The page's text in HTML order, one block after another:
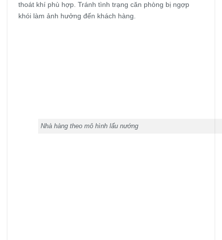
thoát khí phù hợp. Tránh tình trạng căn phòng bị ngợp
khói làm ảnh hưởng đến khách hàng.
Nhà hàng theo mô hình lẩu nướng